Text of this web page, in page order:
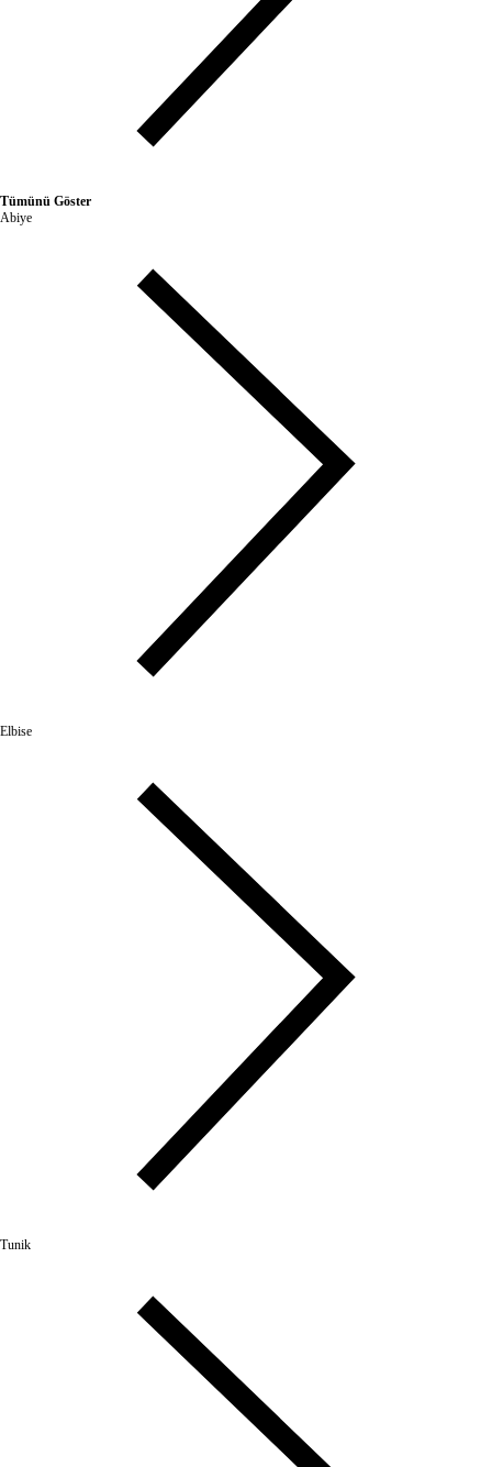
Tümünü Göster
Abiye
Elbise
Tunik